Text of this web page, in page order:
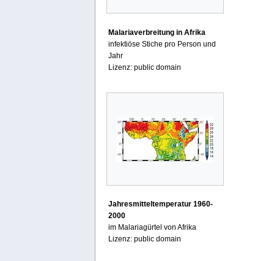
Malariaverbreitung in Afrika
infektiöse Stiche pro Person und
Jahr
Lizenz: public domain
Jahresmitteltemperatur 1960-
2000
im Malariagürtel von Afrika
Lizenz: public domain